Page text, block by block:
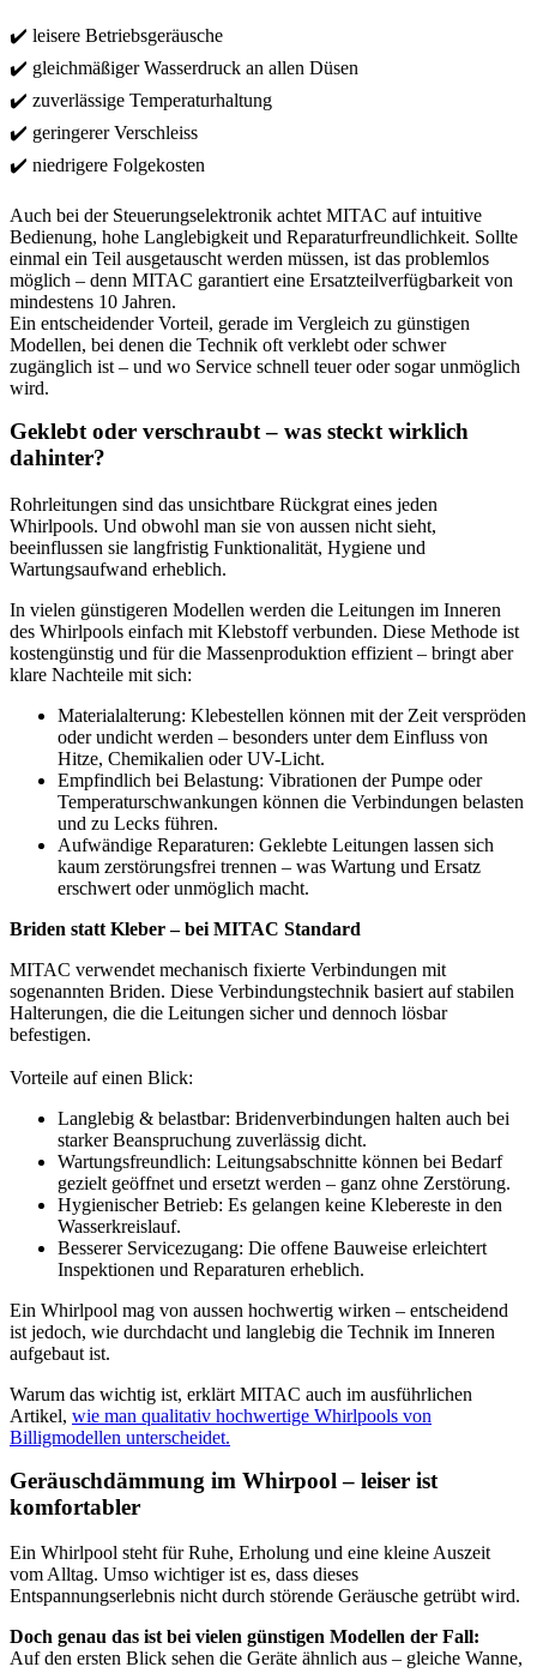
✔️ leisere Betriebsgeräusche
✔️ gleichmäßiger Wasserdruck an allen Düsen
✔️ zuverlässige Temperaturhaltung
✔️ geringerer Verschleiss
✔️ niedrigere Folgekosten
Auch bei der Steuerungselektronik achtet MITAC auf intuitive
Bedienung, hohe Langlebigkeit und Reparaturfreundlichkeit. Sollte
einmal ein Teil ausgetauscht werden müssen, ist das problemlos
möglich – denn MITAC garantiert eine Ersatzteilverfügbarkeit von
mindestens 10 Jahren.
Ein entscheidender Vorteil, gerade im Vergleich zu günstigen
Modellen, bei denen die Technik oft verklebt oder schwer
zugänglich ist – und wo Service schnell teuer oder sogar unmöglich
wird.
Geklebt oder verschraubt – was steckt wirklich
dahinter?
Rohrleitungen sind das unsichtbare Rückgrat eines jeden
Whirlpools. Und obwohl man sie von aussen nicht sieht,
beeinflussen sie langfristig Funktionalität, Hygiene und
Wartungsaufwand erheblich.
In vielen günstigeren Modellen werden die Leitungen im Inneren
des Whirlpools einfach mit Klebstoff verbunden. Diese Methode ist
kostengünstig und für die Massenproduktion effizient – bringt aber
klare Nachteile mit sich:
Materialalterung: Klebestellen können mit der Zeit verspröden
oder undicht werden – besonders unter dem Einfluss von
Hitze, Chemikalien oder UV-Licht.
Empfindlich bei Belastung: Vibrationen der Pumpe oder
Temperaturschwankungen können die Verbindungen belasten
und zu Lecks führen.
Aufwändige Reparaturen: Geklebte Leitungen lassen sich
kaum zerstörungsfrei trennen – was Wartung und Ersatz
erschwert oder unmöglich macht.
Briden statt Kleber – bei MITAC Standard
MITAC verwendet mechanisch fixierte Verbindungen mit
sogenannten Briden. Diese Verbindungstechnik basiert auf stabilen
Halterungen, die die Leitungen sicher und dennoch lösbar
befestigen.
Vorteile auf einen Blick:
Langlebig & belastbar: Bridenverbindungen halten auch bei
starker Beanspruchung zuverlässig dicht.
Wartungsfreundlich: Leitungsabschnitte können bei Bedarf
gezielt geöffnet und ersetzt werden – ganz ohne Zerstörung.
Hygienischer Betrieb: Es gelangen keine Klebereste in den
Wasserkreislauf.
Besserer Servicezugang: Die offene Bauweise erleichtert
Inspektionen und Reparaturen erheblich.
Ein Whirlpool mag von aussen hochwertig wirken – entscheidend
ist jedoch, wie durchdacht und langlebig die Technik im Inneren
aufgebaut ist.
Warum das wichtig ist, erklärt MITAC auch im ausführlichen
Artikel, wie man qualitativ hochwertige Whirlpools von
Billigmodellen unterscheidet.
Geräuschdämmung im Whirpool – leiser ist
komfortabler
Ein Whirlpool steht für Ruhe, Erholung und eine kleine Auszeit
vom Alltag. Umso wichtiger ist es, dass dieses
Entspannungserlebnis nicht durch störende Geräusche getrübt wird.
Doch genau das ist bei vielen günstigen Modellen der Fall:
Auf den ersten Blick sehen die Geräte ähnlich aus – gleiche Wanne,